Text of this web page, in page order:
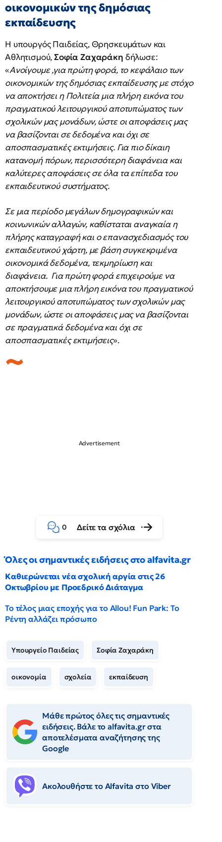
οικονομικών της δημόσιας
εκπαίδευσης
Η υπουργός Παιδείας, Θρησκευμάτων και
Αθλητισμού,Σοφία Ζαχαράκη δήλωσε:
«Ανοίγουμε ,για πρώτη φορά, το κεφάλαιο των
οικονομικών της δημόσιας εκπαίδευσης με στόχο
να αποκτήσει η Πολιτεία μια πλήρη εικόνα του
πραγματικού λειτουργικού αποτυπώματος των
σχολικών μας μονάδων, ώστε οι αποφάσεις μας
να βασίζονται σε δεδομένα και όχι σε
αποσπασματικές εκτιμήσεις. Για πιο δίκαιη
κατανομή πόρων, περισσότερη διαφάνεια και
καλύτερες αποφάσεις σε όλα τα επίπεδα του
εκπαιδευτικού συστήματος.
Σε μια περίοδο μεγάλων δημογραφικών και
κοινωνικών αλλαγών, καθίσταται αναγκαία η
πλήρης καταγραφή και ο επανασχεδιασμός του
εκπαιδευτικού χάρτη, με βάση συγκεκριμένα
οικονομικά δεδομένα, τεκμηρίωση και
διαφάνεια. Για πρώτη φορά επιχειρούμε να
αποκτήσουμε μια πλήρη εικόνα του πραγματικού
λειτουργικού αποτυπώματος των σχολικών μας
μονάδων, ώστε οι αποφάσεις μας να βασίζονται
σε πραγματικά δεδομένα και όχι σε
αποσπασματικές εκτιμήσεις».
0 Δείτε τα σχόλια
Όλες οι σημαντικές ειδήσεις στο alfavita.gr
Καθιερώνεται νέα σχολική αργία στις 26
Οκτωβρίου με Προεδρικό Διάταγμα
Το τέλος μιας εποχής για το Allou! Fun Park: Το
Ρέντη αλλάζει πρόσωπο
Υπουργείο Παιδείας Σοφία Ζαχαράκη
οικονομία σχολεία εκπαίδευση
Μάθε πρώτος όλες τις σημαντικές
ειδήσεις. Βάλε το alfavita.gr στα
αποτελέσματα αναζήτησης της
Google
Ακολουθήστε το Αlfavita στο Viber